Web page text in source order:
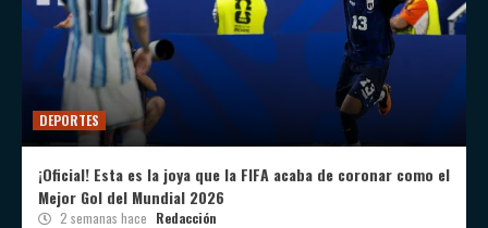
DEPORTES
¡Oficial! Esta es la joya que la FIFA acaba de coronar como el
Mejor Gol del Mundial 2026
2 semanas hace Redacción